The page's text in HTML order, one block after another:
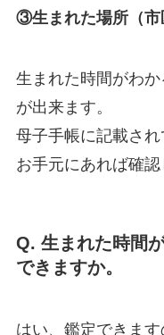
③生まれた場所（市
生まれた時間がわ
が出来ます。
母子手帳に記載さ
お手元にあれば確認
Q. 生まれた時間
できますか。
はい、鑑定できます